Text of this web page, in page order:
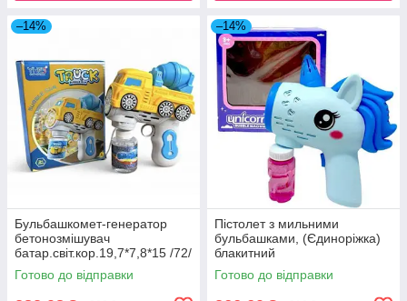
–14%
Бульбашкомет-генератор
бетонозмішувач
батар.світ.кор.19,7*7,8*15 /72/
Готово до відправки
–14%
Пістолет з мильними
бульбашками, (Єдиноріжка)
блакитний
Готово до відправки